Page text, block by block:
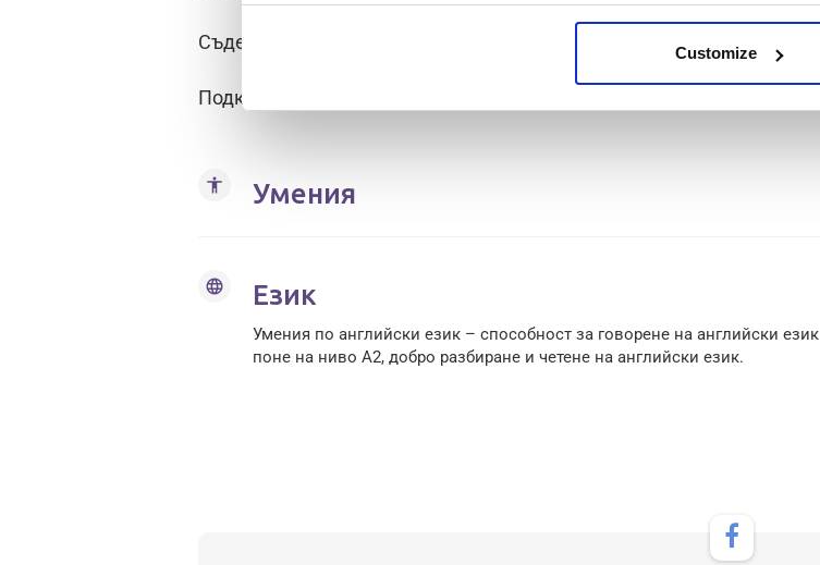
Customize
Съдействие с настаняване и преместване
Подкрепяща екипна среда
accessibility Умения
language Език
Умения по английски език – способност за говорене на английски език
поне на ниво А2, добро разбиране и четене на английски език.